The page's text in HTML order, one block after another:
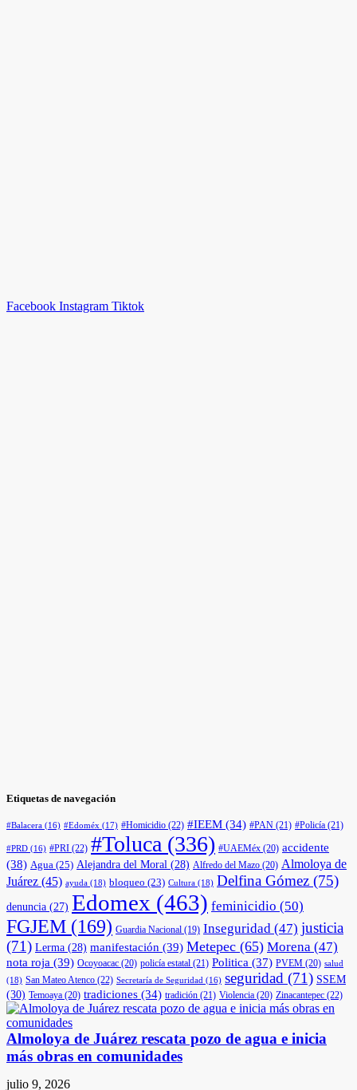
Facebook Instagram Tiktok
Etiquetas de navegación
#Balacera (16) #Edoméx (17) #Homicidio (22) #IEEM (34) #PAN (21) #Policía (21)
#PRD (16) #PRI (22) #Toluca (336) #UAEMéx (20) accidente
(38) Agua (25) Alejandra del Moral (28) Alfredo del Mazo (20) Almoloya de
Juárez (45) ayuda (18) bloqueo (23) Cultura (18) Delfina Gómez (75)
denuncia (27) Edomex (463) feminicidio (50)
FGJEM (169) Guardia Nacional (19) Inseguridad (47) justicia
(71) Lerma (28) manifestación (39) Metepec (65) Morena (47)
nota roja (39) Ocoyoacac (20) policía estatal (21) Politica (37) PVEM (20) salud
(18) San Mateo Atenco (22) Secretaría de Seguridad (16) seguridad (71) SSEM
(30) Temoaya (20) tradiciones (34) tradición (21) Violencia (20) Zinacantepec (22)
Almoloya de Juárez rescata pozo de agua e inicia
más obras en comunidades
julio 9, 2026